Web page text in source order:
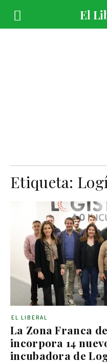
Etiqueta:
La Zona Franca
incorpora 14
incubadora de
EL LIBERAL